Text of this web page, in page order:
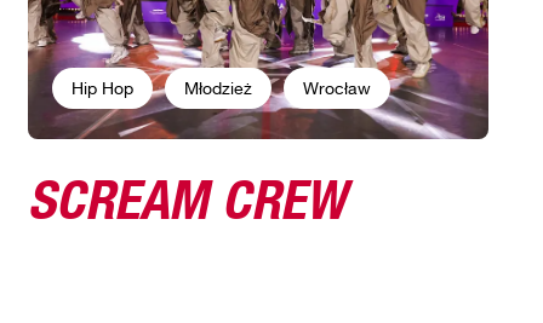
Hip Hop Młodzież Wrocław
SCREAM CREW